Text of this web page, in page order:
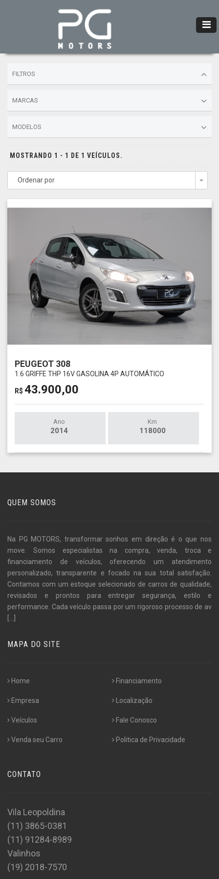
FILTROS
MARCAS
MODELOS
MOSTRANDO 1 - 1 DE 1 VEÍCULOS.
Ordenar por
PEUGEOT 308
1.6 GRIFFE THP 16V GASOLINA 4P AUTOMÁTICO
R$ 43.900,00
Ano
2014
Km
118000
QUEM SOMOS
Na PG MOTORS, transformar sonhos em direção é o que nos
move. Somos especialistas na compra, venda, troca e
financiamento de veículos, oferecendo um atendimento
personalizado, transparente e focado na sua total satisfação.
Contamos com um estoque selecionado de carros de qualidade,
revisados e prontos para entregar segurança, estilo e
performance. Cada veículo passa por um rigoroso processo de av
[...]
MAPA DO SITE
Home
Empresa
Veículos
Venda seu Carro
Financiamento
Localização
Fale Conosco
Politica de Privacidade
CONTATO
Vila Leopoldina
(11) 3865-0381
(11) 91284-8989
Valinhos
(19) 2018-7570